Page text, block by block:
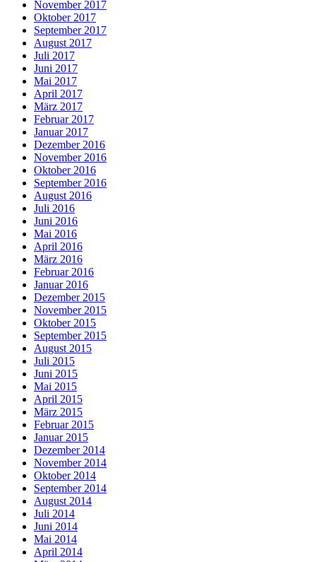
November 2017
Oktober 2017
September 2017
August 2017
Juli 2017
Juni 2017
Mai 2017
April 2017
März 2017
Februar 2017
Januar 2017
Dezember 2016
November 2016
Oktober 2016
September 2016
August 2016
Juli 2016
Juni 2016
Mai 2016
April 2016
März 2016
Februar 2016
Januar 2016
Dezember 2015
November 2015
Oktober 2015
September 2015
August 2015
Juli 2015
Juni 2015
Mai 2015
April 2015
März 2015
Februar 2015
Januar 2015
Dezember 2014
November 2014
Oktober 2014
September 2014
August 2014
Juli 2014
Juni 2014
Mai 2014
April 2014